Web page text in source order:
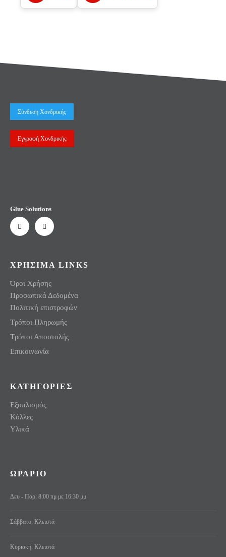
Σύνδεση Χονδρικής
Εγγραφή Χονδρικής
Glue Solutions
ΧΡΗΣΙΜΑ LINKS
Όροι Χρήσης
Προσωπικά Δεδομένα
Πολιτική επιστροφών
Τρόποι Πληρωμής
Τρόποι Αποστολής
Επικοινωνία
ΚΑΤΗΓΟΡΙΕΣ
Εξοπλισμός
Κόλλες
Υλικά
ΩΡΑΡΙΟ
Δευ - Παρ: 8:00 πμ με 16:30 μμ
Σάββατο: Κλειστά
Κυριακή: Κλειστά